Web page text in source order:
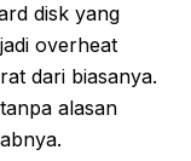
disk yang
overheat
dari biasanya.
alasan